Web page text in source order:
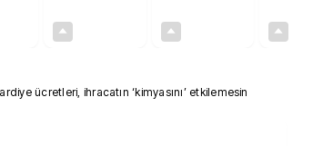
ücretleri, ihracatın ‘kimyasını’ etkilemesin